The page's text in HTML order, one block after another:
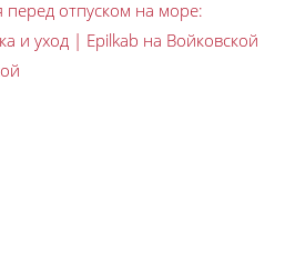
перед отпуском на море:
и уход | Epilkab на Войковской